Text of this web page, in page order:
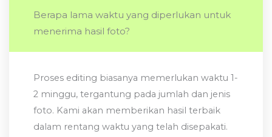
Berapa lama waktu yang diperlukan untuk
menerima hasil foto?
Proses editing biasanya memerlukan waktu 1-
2 minggu, tergantung pada jumlah dan jenis
foto. Kami akan memberikan hasil terbaik
dalam rentang waktu yang telah disepakati.